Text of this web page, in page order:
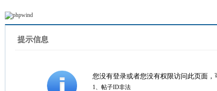
提示信息
您没有登录或者您没有权限访问此页面
1、帖子ID非法